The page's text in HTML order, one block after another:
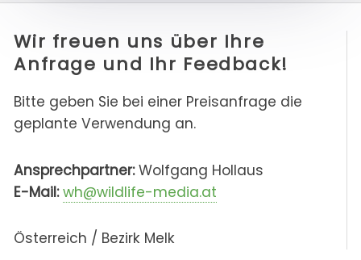
Wir freuen uns über Ihre
Anfrage und Ihr Feedback!
Bitte geben Sie bei einer Preisanfrage die
geplante Verwendung an.
Ansprechpartner:Wolfgang Hollaus
E-Mail: wh@wildlife-media.at
Österreich / Bezirk Melk